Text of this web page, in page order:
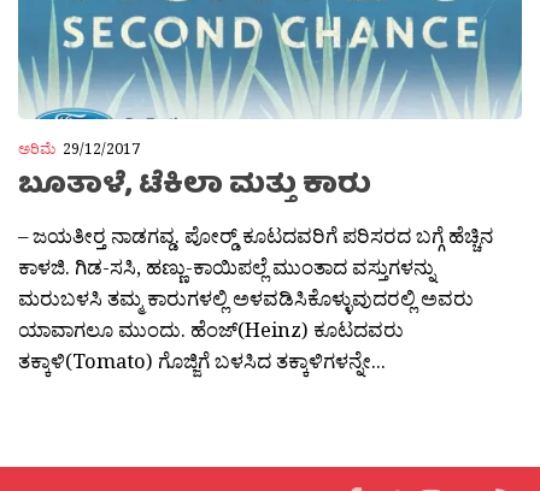
ಅರಿಮೆ 29/12/2017
ಬೂತಾಳೆ, ಟೆಕಿಲಾ ಮತ್ತು ಕಾರು
– ಜಯತೀರ‍್ತ ನಾಡಗವ್ಡ. ಪೋರ‍್ಡ್ ಕೂಟದವರಿಗೆ ಪರಿಸರದ ಬಗ್ಗೆ ಹೆಚ್ಚಿನ
ಕಾಳಜಿ. ಗಿಡ-ಸಸಿ, ಹಣ್ಣು-ಕಾಯಿಪಲ್ಲೆ ಮುಂತಾದ ವಸ್ತುಗಳನ್ನು
ಮರುಬಳಸಿ ತಮ್ಮ ಕಾರುಗಳಲ್ಲಿ ಅಳವಡಿಸಿಕೊಳ್ಳುವುದರಲ್ಲಿ ಅವರು
ಯಾವಾಗಲೂ ಮುಂದು. ಹೆಂಜ್(Heinz) ಕೂಟದವರು
ತಕ್ಕಾಳಿ(Tomato) ಗೊಜ್ಜಿಗೆ ಬಳಸಿದ ತಕ್ಕಾಳಿಗಳನ್ನೇ...